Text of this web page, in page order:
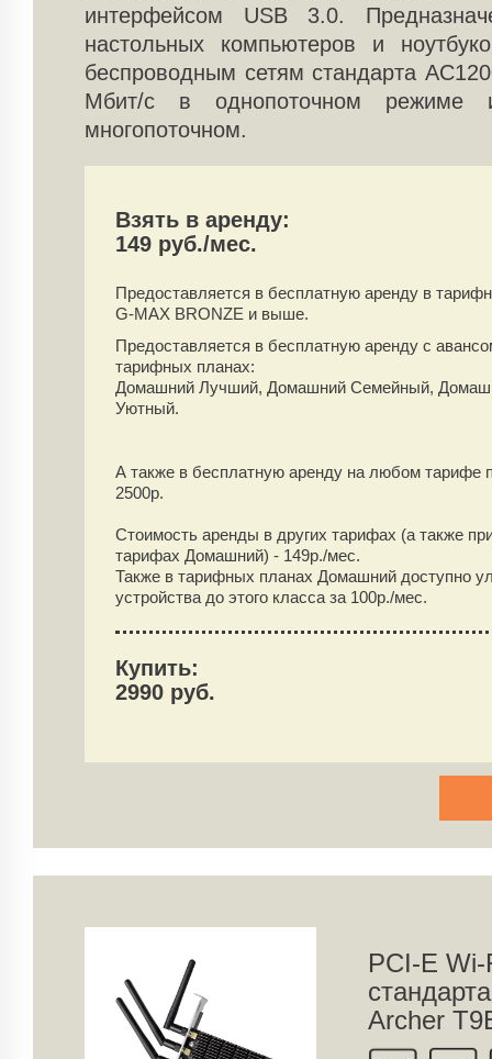
интерфейсом USB 3.0.
настольных компьютеров и
беспроводным сетям стандарта
Мбит/с в однопоточном
многопоточном.
Взять в аренду:
149 руб./мес.
Предоставляется в бесплатную аренду в
G-MAX BRONZE и выше.
Предоставляется в бесплатную аренду с
тарифных планах:
Домашний Лучший, Домашний Семейный,
Уютный.
А также в бесплатную аренду на любом тарифе
2500р.
Стоимость аренды в других тарифах (а также
тарифах Домашний) - 149р./мес.
Также в тарифных планах Домашний доступно
устройства до этого класса за 100р./мес.
Купить:
2990 руб.
PCI-E Wi-
Archer